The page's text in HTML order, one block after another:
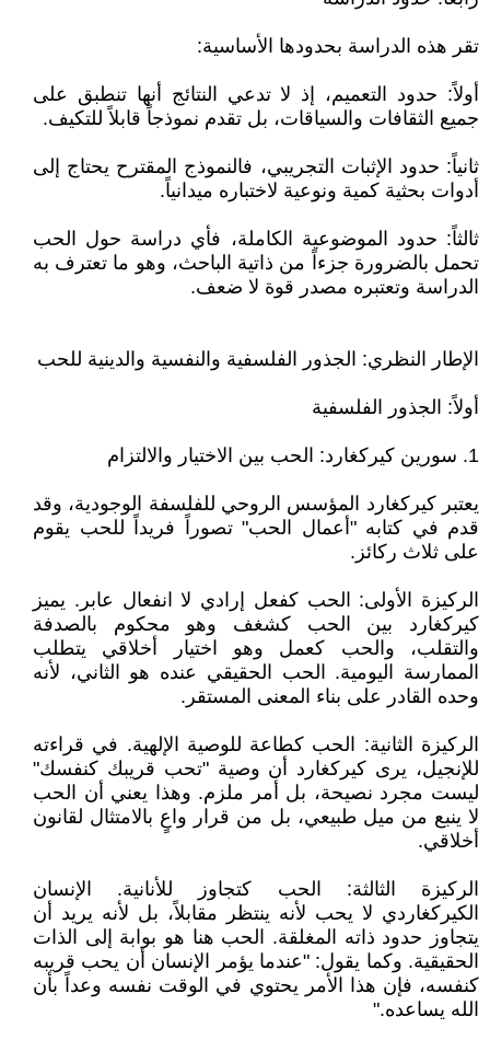
تقر هذه الدراسة بحدودها الأساسية:
أولاً: حدود التعميم، إذ لا تدعي النتائج أنها تنطبق على
جميع الثقافات والسياقات، بل تقدم نموذجاً قابلاً للتكيف.
ثانياً: حدود الإثبات التجريبي، فالنموذج المقترح يحتاج إلى
أدوات بحثية كمية ونوعية لاختباره ميدانياً.
ثالثاً: حدود الموضوعية الكاملة، فأي دراسة حول الحب
تحمل بالضرورة جزءاً من ذاتية الباحث، وهو ما تعترف به
الدراسة وتعتبره مصدر قوة لا ضعف.
الإطار النظري: الجذور الفلسفية والنفسية والدينية للحب
أولاً: الجذور الفلسفية
1. سورين كيركغارد: الحب بين الاختيار والالتزام
يعتبر كيركغارد المؤسس الروحي للفلسفة الوجودية، وقد
قدم في كتابه "أعمال الحب" تصوراً فريداً للحب يقوم
على ثلاث ركائز.
الركيزة الأولى: الحب كفعل إرادي لا انفعال عابر. يميز
كيركغارد بين الحب كشغف وهو محكوم بالصدفة
والتقلب، والحب كعمل وهو اختيار أخلاقي يتطلب
الممارسة اليومية. الحب الحقيقي عنده هو الثاني، لأنه
وحده القادر على بناء المعنى المستقر.
الركيزة الثانية: الحب كطاعة للوصية الإلهية. في قراءته
للإنجيل، يرى كيركغارد أن وصية "تحب قريبك كنفسك"
ليست مجرد نصيحة، بل أمر ملزم. وهذا يعني أن الحب
لا ينبع من ميل طبيعي، بل من قرار واعٍ بالامتثال لقانون
أخلاقي.
الركيزة الثالثة: الحب كتجاوز للأنانية. الإنسان
الكيركغاردي لا يحب لأنه ينتظر مقابلاً، بل لأنه يريد أن
يتجاوز حدود ذاته المغلقة. الحب هنا هو بوابة إلى الذات
الحقيقية. وكما يقول: "عندما يؤمر الإنسان أن يحب قريبه
كنفسه، فإن هذا الأمر يحتوي في الوقت نفسه وعداً بأن
الله يساعده."